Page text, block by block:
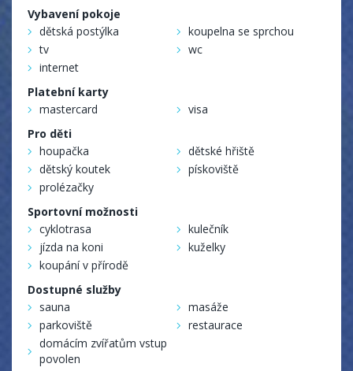
Vybavení pokoje
dětská postýlka
koupelna se sprchou
tv
wc
internet
Platební karty
mastercard
visa
Pro děti
houpačka
dětské hřiště
dětský koutek
pískoviště
prolézačky
Sportovní možnosti
cyklotrasa
kulečník
jízda na koni
kuželky
koupání v přírodě
Dostupné služby
sauna
masáže
parkoviště
restaurace
domácím zvířatům vstup
povolen